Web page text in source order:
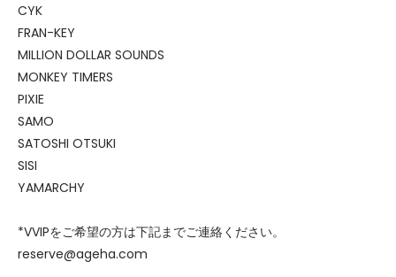
CYK
FRAN-KEY
MILLION DOLLAR SOUNDS
MONKEY TIMERS
PIXIE
SAMO
SATOSHI OTSUKI
SISI
YAMARCHY
*VVIPをご希望の方は下記までご連絡ください。
reserve@ageha.com